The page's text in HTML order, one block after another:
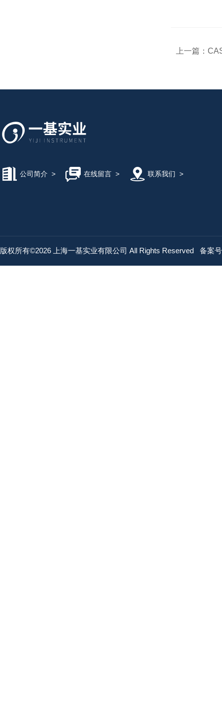
上一篇：
公司简介 > 在线留言> 联系我们 >
版权所有©2026 上海一基实业有限公司 All Rights Reserved 备案